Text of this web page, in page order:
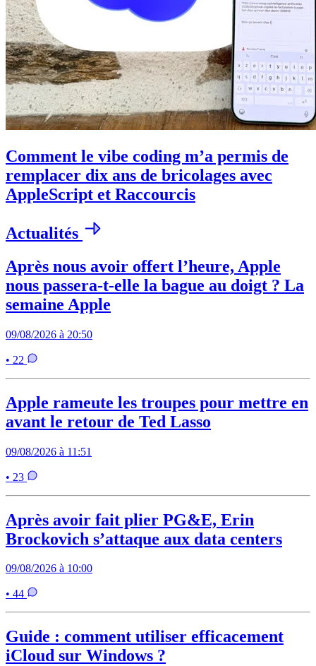
Comment le vibe coding m’a permis de
remplacer dix ans de bricolages avec
AppleScript et Raccourcis
Actualités
Après nous avoir offert l’heure, Apple
nous passera-t-elle la bague au doigt ? La
semaine Apple
09/08/2026 à 20:50
• 22
Apple rameute les troupes pour mettre en
avant le retour de Ted Lasso
09/08/2026 à 11:51
• 23
Après avoir fait plier PG&E, Erin
Brockovich s’attaque aux data centers
09/08/2026 à 10:00
• 44
Guide : comment utiliser efficacement
iCloud sur Windows ?